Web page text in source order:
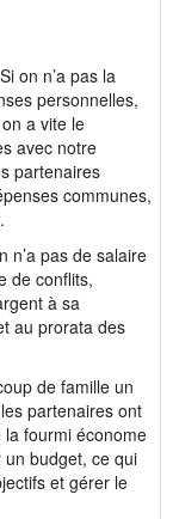
on n’a pas la
personnelles,
a vite le
avec notre
partenaires
communes,
n’a pas de salaire
de conflits,
à sa
au prorata des
de famille un
partenaires ont
la fourmi économe
budget, ce qui
et gérer le